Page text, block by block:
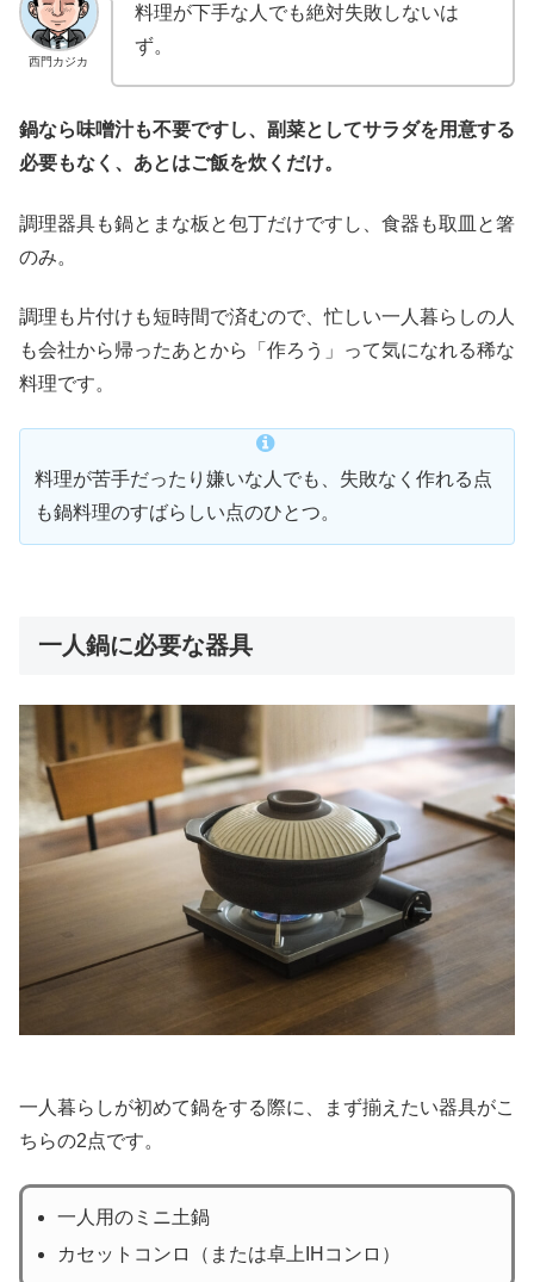
西門カジカ
料理が下手な人でも絶対失敗しないは
ず。
鍋なら味噌汁も不要ですし、副菜としてサラダを用意する
必要もなく、あとはご飯を炊くだけ。
調理器具も鍋とまな板と包丁だけですし、食器も取皿と箸
のみ。
調理も片付けも短時間で済むので、忙しい一人暮らしの人
も会社から帰ったあとから「作ろう」って気になれる稀な
料理です。
料理が苦手だったり嫌いな人でも、失敗なく作れる点
も鍋料理のすばらしい点のひとつ。
一人鍋に必要な器具
一人暮らしが初めて鍋をする際に、まず揃えたい器具がこ
ちらの2点です。
一人用のミニ土鍋
カセットコンロ（または卓上IHコンロ）